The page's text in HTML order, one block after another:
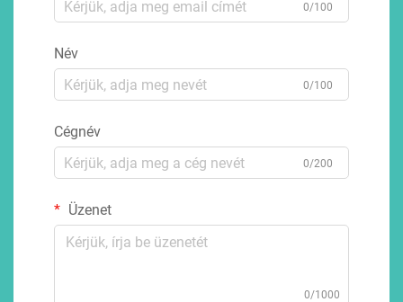
0/100
Név
0/100
Cégnév
0/200
Üzenet
0/1000